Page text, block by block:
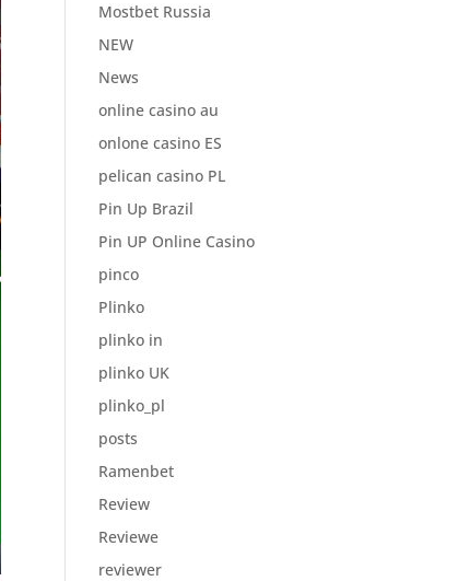
Mostbet Russia
NEW
News
online casino au
onlone casino ES
pelican casino PL
Pin Up Brazil
Pin UP Online Casino
pinco
Plinko
plinko in
plinko UK
plinko_pl
posts
Ramenbet
Review
Reviewe
reviewer